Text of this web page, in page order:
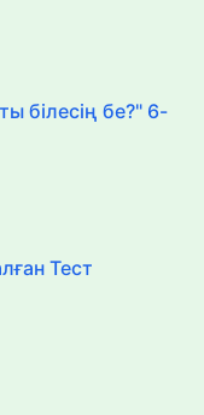
білесің бе?" 6-
Тест